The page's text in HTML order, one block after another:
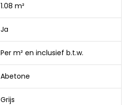
1.08 m²
Ja
Per m² en inclusief b.t.w.
Abetone
Grijs